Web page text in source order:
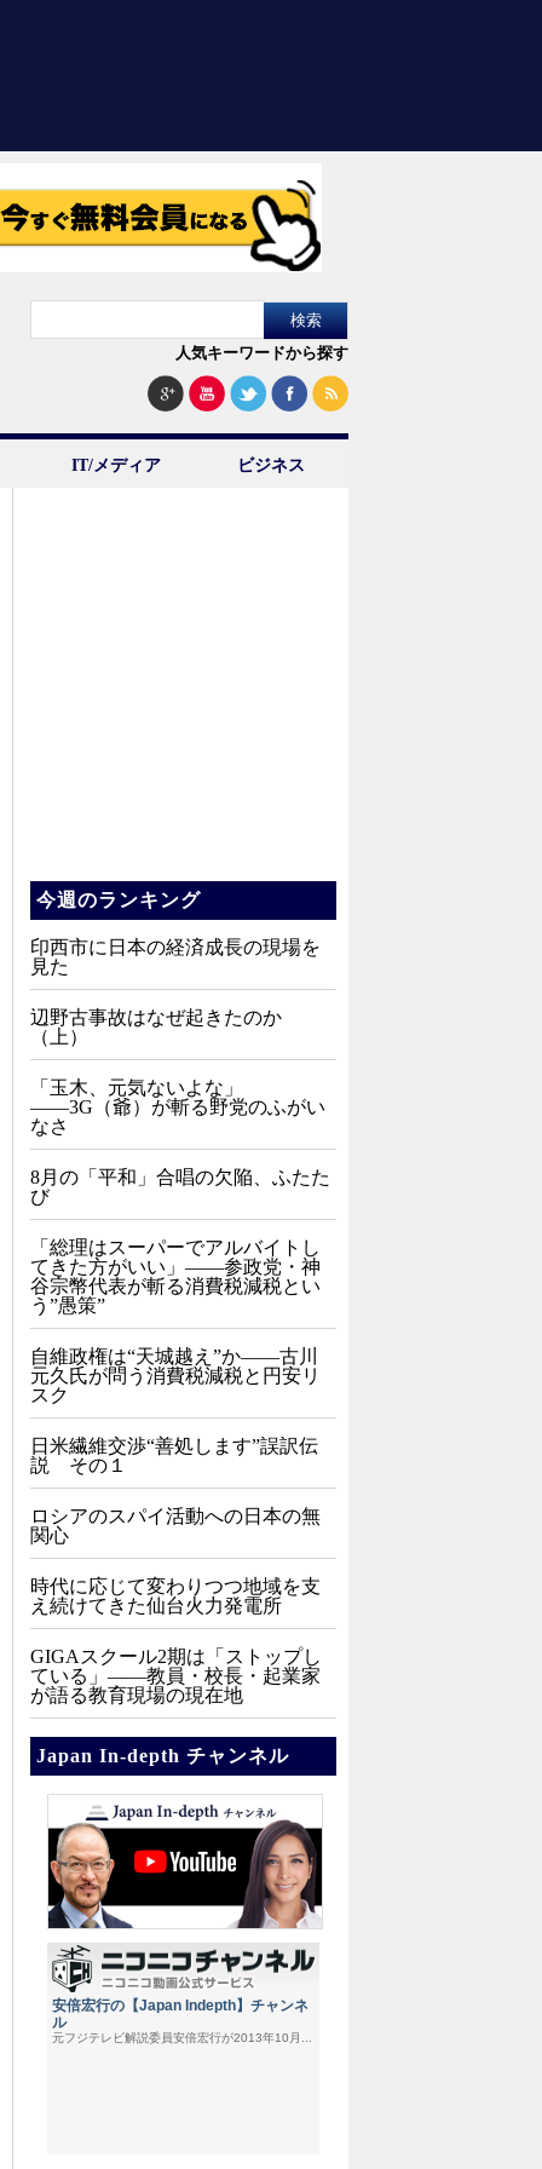
人気キーワードから探す
IT/メディア ビジネス
今週のランキング
印西市に日本の経済成長の現場を
見た
辺野古事故はなぜ起きたのか
（上）
「玉木、元気ないよな」
――3G（爺）が斬る野党のふがい
なさ
8月の「平和」合唱の欠陥、ふたた
び
「総理はスーパーでアルバイトし
てきた方がいい」――参政党・神
谷宗幣代表が斬る消費税減税とい
う”愚策”
自維政権は“天城越え”か――古川
元久氏が問う消費税減税と円安リ
スク
日米繊維交渉“善処します”誤訳伝
説 その１
ロシアのスパイ活動への日本の無
関心
時代に応じて変わりつつ地域を支
え続けてきた仙台火力発電所
GIGAスクール2期は「ストップし
ている」——教員・校長・起業家
が語る教育現場の現在地
Japan In-depth チャンネル